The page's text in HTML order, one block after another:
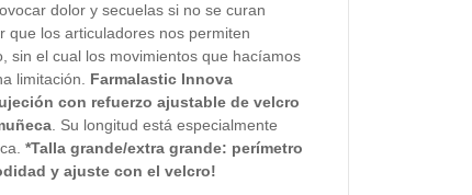
dolor y secuelas si no se curan
que los articuladores nos permiten
sin el cual los movimientos que hacíamos
limitación. Farmalastic Innova
con refuerzo ajustable de velcro
. Su longitud está especialmente
*Talla grande/extra grande: perímetro
y ajuste con el velcro!